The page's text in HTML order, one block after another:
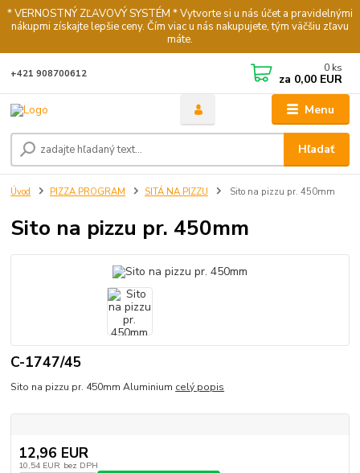
* VERNOSTNÝ ZĽAVOVÝ SYSTÉM * Vytvorte si u nás účet a pravidelnými
nákupmi získajte lepšie ceny. Čím viac u nás nakupujete, tým väčšiu zľavu
máte.
Menu
Hľadať
+421 908700612 0 ks
za 0,00 EUR
Úvod PIZZA PROGRAM SITÁ NA PIZZU Sito na pizzu pr. 450mm
Sito na pizzu pr. 450mm
C-1747/45
Sito na pizzu pr. 450mm Aluminium celý popis
12,96 EUR
10,54 EUR bez DPH